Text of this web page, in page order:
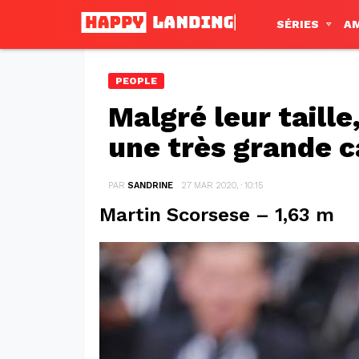
SÉRIES
PEOPLE
Malgré leur
une très grande
PAR SANDRINE 27 MAR 2020, · 10:15
Martin Scorsese – 1,63 m